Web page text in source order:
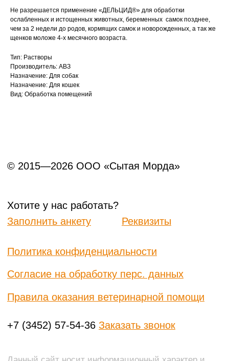
Не разрешается применение «ДЕЛЬЦИД®» для обработки
ослабленных и истощенных животных, беременных самок позднее,
чем за 2 недели до родов, кормящих самок и новорожденных, а так же
щенков моложе 4-х месячного возраста.
Тип: Растворы
Производитель: АВЗ
Назначение: Для собак
Назначение: Для кошек
Вид: Обработка помещений
Данный сайт носит информационный характер и
не является публичной офертой.
+7 (3452) 57-54-36Заказать звонок